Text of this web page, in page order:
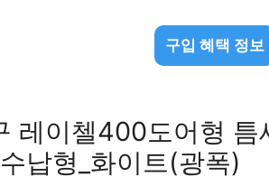
구입 혜택 정보
레이첼400도어형
납형_화이트(광폭)